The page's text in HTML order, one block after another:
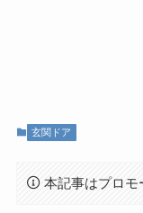
玄関ドア
本記事はプロモ